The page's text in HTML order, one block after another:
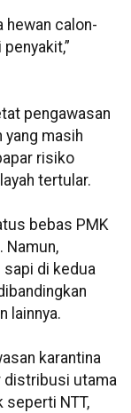
hewan calon-
pengawasan
yang masih
risiko
tertular.
bebas PMK
Namun,
di kedua
lainnya.
karantina
distribusi utama
seperti NTT,